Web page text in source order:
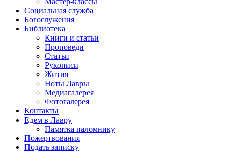
Социальная служба
Богослужения
Библиотека
Книги и статьи
Проповеди
Статьи
Рукописи
Жития
Ноты Лавры
Медиагалерея
Фотогалерея
Контакты
Едем в Лавру
Памятка паломнику
Пожертвования
Подать записку